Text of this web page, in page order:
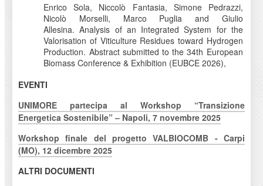
Enrico Sola, Niccolò Fantasia, Simone Pedrazzi,
Nicolò Morselli, Marco Puglia and Giulio
Allesina. Analysis of an Integrated System for the
Valorisation of Viticulture Residues toward Hydrogen
Production. Abstract submitted to the 34th European
Biomass Conference & Exhibition (EUBCE 2026),
EVENTI
UNIMORE partecipa al Workshop “Transizione
Energetica Sostenibile” – Napoli, 7 novembre 2025
Workshop finale del progetto VALBIOCOMB - Carpi
(MO), 12 dicembre 2025
ALTRI DOCUMENTI